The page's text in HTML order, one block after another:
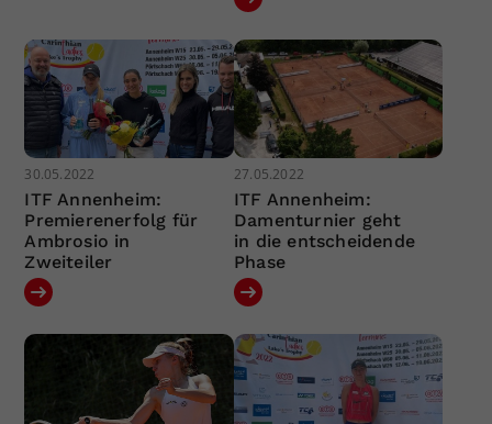
30.05.2022
ITF Annenheim:
Premierenerfolg für
Ambrosio in
Zweiteiler
27.05.2022
ITF Annenheim:
Damenturnier geht
in die entscheidende
Phase